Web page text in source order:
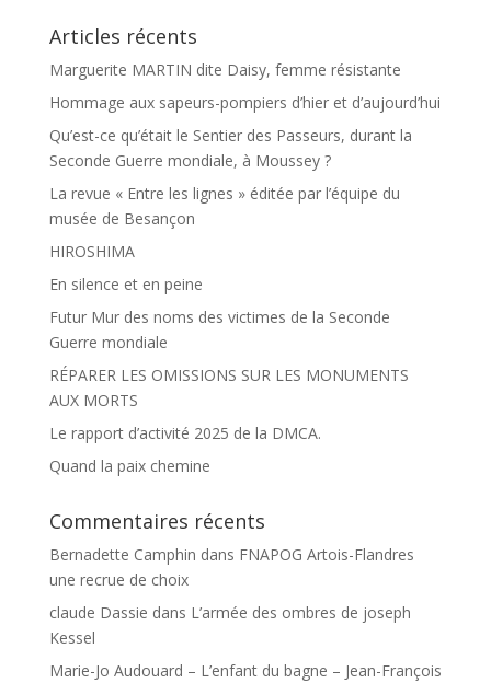
Articles récents
Marguerite MARTIN dite Daisy, femme résistante
Hommage aux sapeurs-pompiers d’hier et d’aujourd’hui
Qu’est-ce qu’était le Sentier des Passeurs, durant la
Seconde Guerre mondiale, à Moussey ?
La revue « Entre les lignes » éditée par l’équipe du
musée de Besançon
HIROSHIMA
En silence et en peine
Futur Mur des noms des victimes de la Seconde
Guerre mondiale
RÉPARER LES OMISSIONS SUR LES MONUMENTS
AUX MORTS
Le rapport d’activité 2025 de la DMCA.
Quand la paix chemine
Commentaires récents
Bernadette Camphin dans FNAPOG Artois-Flandres
une recrue de choix
claude Dassie dans L’armée des ombres de joseph
Kessel
Marie-Jo Audouard – L’enfant du bagne – Jean-François